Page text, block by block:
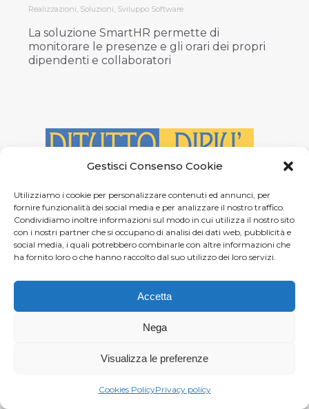
Gestisci Consenso Cookie
Utilizziamo i cookie per personalizzare contenuti ed annunci, per
fornire funzionalità dei social media e per analizzare il nostro traffico.
Condividiamo inoltre informazioni sul modo in cui utilizza il nostro sito
con i nostri partner che si occupano di analisi dei dati web, pubblicità e
social media, i quali potrebbero combinarle con altre informazioni che
ha fornito loro o che hanno raccolto dal suo utilizzo dei loro servizi.
Accetta
Nega
Visualizza le preferenze
Cookies PolicyPrivacy policy
Realizzazioni Soluzioni Sviluppo Software
La soluzione SmartHR permette di
monitorare le presenze e gli orari dei propri
dipendenti e collaboratori
Contovendita
GMdiPiù è l’innovativa soluzione informatica,